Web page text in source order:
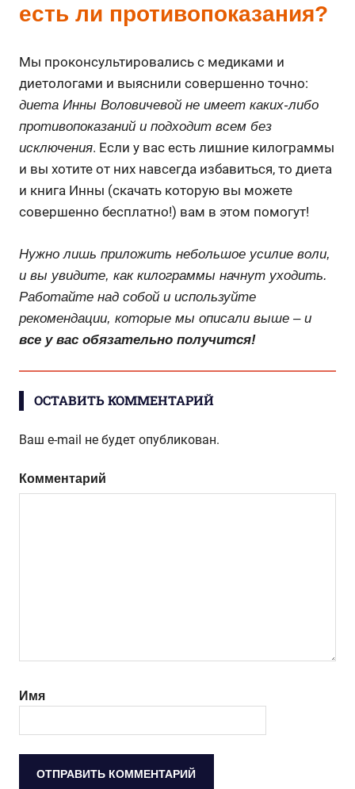
есть ли противопоказания?
Мы проконсультировались с медиками и
диетологами и выяснили совершенно точно:
диета Инны Воловичевой не имеет каких-либо
противопоказаний и подходит всем без
исключения. Если у вас есть лишние килограммы
и вы хотите от них навсегда избавиться, то диета
и книга Инны (скачать которую вы можете
совершенно бесплатно!) вам в этом помогут!
Нужно лишь приложить небольшое усилие воли,
и вы увидите, как килограммы начнут уходить.
Работайте над собой и используйте
рекомендации, которые мы описали выше – и
все у вас обязательно получится!
ОСТАВИТЬ КОММЕНТАРИЙ
Ваш e-mail не будет опубликован.
Комментарий
Имя